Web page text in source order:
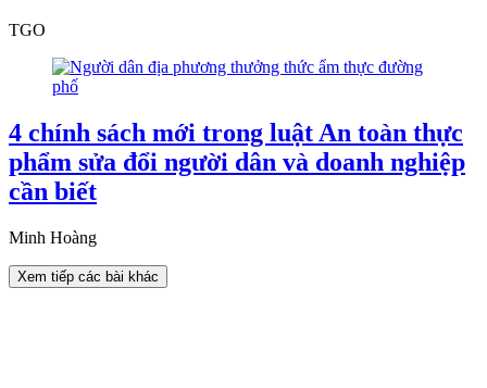
TGO
4 chính sách mới trong luật An toàn thực
phẩm sửa đổi người dân và doanh nghiệp
cần biết
Minh Hoàng
Xem tiếp các bài khác